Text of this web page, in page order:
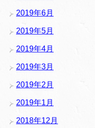
2019年6月
2019年5月
2019年4月
2019年3月
2019年2月
2019年1月
2018年12月